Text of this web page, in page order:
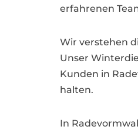
erfahrenen
Wir verstehen
Unser
Kunden in
halten.
In